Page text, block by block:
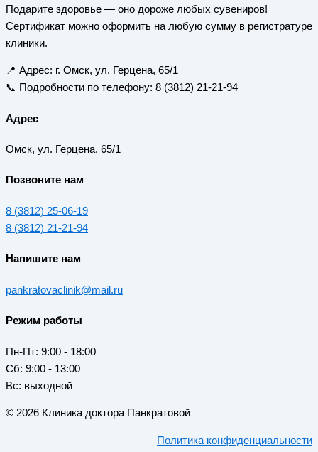
Подарите здоровье — оно дороже любых сувениров!
Сертификат можно оформить на любую сумму в регистратуре
клиники.
📍 Адрес: г. Омск, ул. Герцена, 65/1
📞 Подробности по телефону: 8 (3812) 21-21-94
Адрес
Омск, ул. Герцена, 65/1
Позвоните нам
8 (3812) 25-06-19
8 (3812) 21-21-94
Напишите нам
pankratovaclinik@mail.ru
Режим работы
Пн-Пт: 9:00 - 18:00
Сб: 9:00 - 13:00
Вс: выходной
© 2026 Клиника доктора Панкратовой
Политика конфиденциальности